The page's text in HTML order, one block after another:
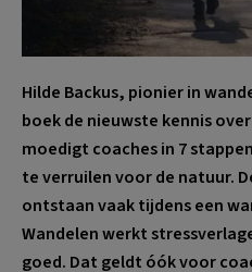
Hilde Backus, pionier in
boek de nieuwste kennis
moedigt coaches in 7
te verruilen voor de natuur.
ontstaan vaak tijdens een
Wandelen werkt
goed. Dat geldt óók voor